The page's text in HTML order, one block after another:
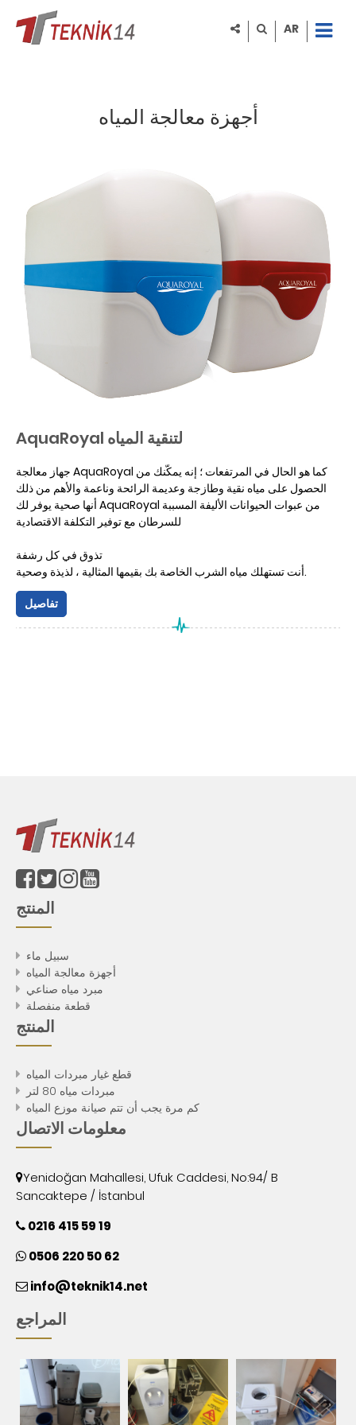
AR
أجهزة معالجة المياه
AquaRoyal لتنقية المياه
جهاز معالجة AquaRoyal كما هو الحال في المرتفعات ؛ إنه يمكّنك من
الحصول على مياه نقية وطازجة وعديمة الرائحة وناعمة والأهم من ذلك
أنها صحية يوفر لك AquaRoyal من عبوات الحيوانات الأليفة المسببة
للسرطان مع توفير التكلفة الاقتصادية
تذوق في كل رشفة
أنت تستهلك مياه الشرب الخاصة بك بقيمها المثالية ، لذيذة وصحية.
الصحة في كلا الرشفة
يسمح لك جهاز تنقية المياه AquaRoyal بالوصول إلى مياه من الدرجة
تفاصيل
المنتج
سبيل ماء
أجهزة معالجة المياه
مبرد مياه صناعي
قطعة منفصلة
المنتج
قطع غيار مبردات المياه
مبردات مياه 80 لتر
كم مرة يجب أن تتم صيانة موزع المياه
معلومات الاتصال
Yenidoğan Mahallesi, Ufuk Caddesi, No:94/ B
Sancaktepe / İstanbul
0216 415 59 19
0506 220 50 62
info@teknik14.net
المراجع